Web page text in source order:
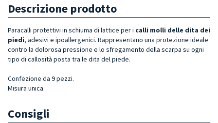
Descrizione prodotto
Paracalli protettivi in schiuma di lattice per i calli molli delle dita dei
piedi, adesivi e ipoallergenici. Rappresentano una protezione ideale
contro la dolorosa pressione e lo sfregamento della scarpa su ogni
tipo di callosità posta tra le dita del piede.
Confezione da 9 pezzi.
Misura unica.
Consigli